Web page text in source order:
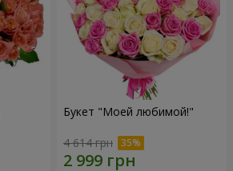
Букет "Моей любимой!"
4 614 грн